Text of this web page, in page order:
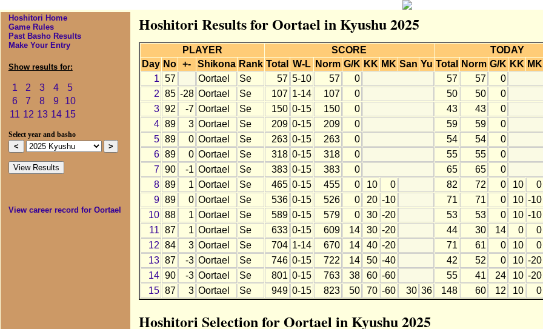
Hoshitori Home
Game Rules
Past Basho Results
Make Your Entry
Show results for:
1 2 3 4
5
6
7 8 9
10
11 12 13 14 15
Select year and basho
View career record for Oortael
Hoshitori Results for Oortael in Kyushu 2025
PLAYER SCORE
TODAY
Day No +- Shikona Rank Total W-L Norm G/K KK MK San Yu Total Norm G/K KK MK
1 57 Oortael Se 57 5-10 57 0 57 57
0
2 85 -28 Oortael Se 107 1-14 107 0 50 50
0
3 92 -7 Oortael Se 150 0-15 150 0 43 43
0
4 89 3 Oortael Se 209 0-15 209 0 59 59
0
5 89 0 Oortael Se 263 0-15 263 0 54 54
0
6 89 0 Oortael Se 318 0-15 318 0 55 55
0
7 90 -1 Oortael Se 383 0-15 383 0 65 65
0
8 89 1 Oortael Se 465 0-15 455 0 10 0 82 72 0 10
0
9 89 0 Oortael Se 536 0-15 526 0 20 -10 71 71 0 10 -10
10 88 1 Oortael Se 589 0-15 579 0 30 -20 53 53 0 10 -10
11 87 1 Oortael Se 633 0-15 609 14 30 -20 44 30 14 0
0
12 84 3 Oortael Se 704 1-14 670 14 40 -20 71 61 0 10
0
13 87 -3 Oortael Se 746 0-15 722 14 50 -40 42 52 0 10 -20
14 90 -3 Oortael Se 801 0-15 763 38 60 -60 55 41 24 10 -20
15 87 3 Oortael Se 949 0-15 823 50 70 -60 30 36 148 60 12 10 0
Hoshitori Selection for Oortael in Kyushu 2025